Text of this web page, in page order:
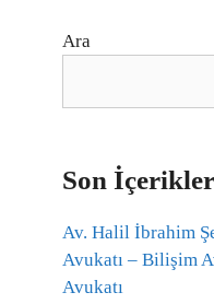
Ara
Son İçerikler
Av. Halil İbrahim
Avukatı – Bilişim
Avukatı